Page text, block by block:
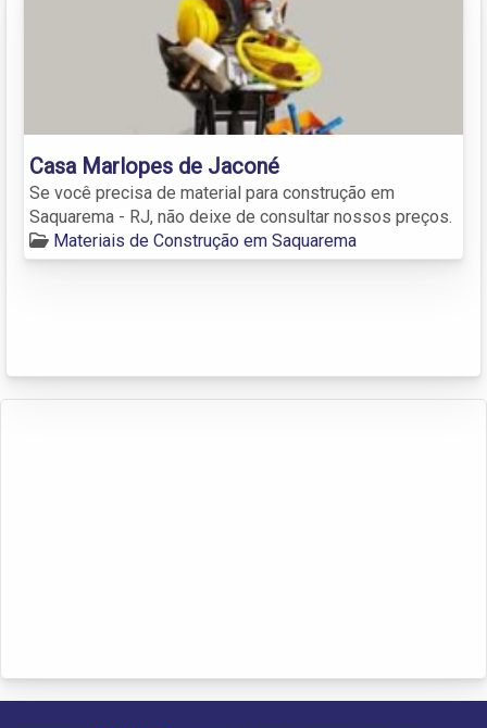
Casa Marlopes de Jaconé
Se você precisa de material para construção em
Saquarema - RJ, não deixe de consultar nossos preços.
Materiais de Construção em Saquarema